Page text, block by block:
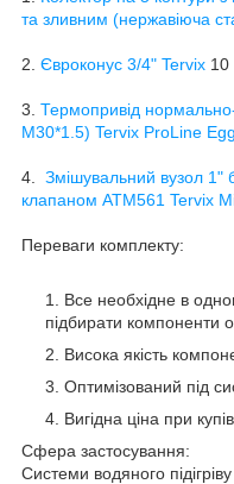
та зливним (нержавіюча
2. Євроконус 3/4" Tervix 10
3. Термопривід
M30*1.5) Tervix ProLine Egg
4. Змішувальний вузол 1"
клапаном ATM561 Tervix
Переваги комплекту:
Все необхідне в
підбирати компоненти
Висока якість
Оптимізований під
Вигідна ціна при
Сфера застосування:
Системи водяного